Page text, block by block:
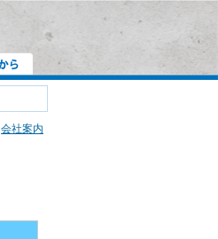
会社案内